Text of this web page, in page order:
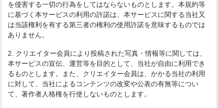
を侵害する一切の行為をしてはならないものとします。本規約等
に基づく本サービスの利用の許諾は、本サービスに関する当社又
は当該権利を有する第三者の権利の使用許諾を意味するものでは
ありません。
2. クリエイター会員により投稿された写真・情報等に関しては、
本サービスの宣伝、運営等を目的として、当社が自由に利用でき
るものとします。また、クリエイター会員は、かかる当社の利用
に対して、当社によるコンテンツの改変や公表の有無等につい
て、著作者人格権を行使しないものとします。